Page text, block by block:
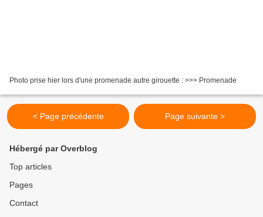
Photo prise hier lors d'une promenade autre girouette : >>> Promenade
< Page précédente Page suivante >
Hébergé par Overblog
Top articles
Pages
Contact